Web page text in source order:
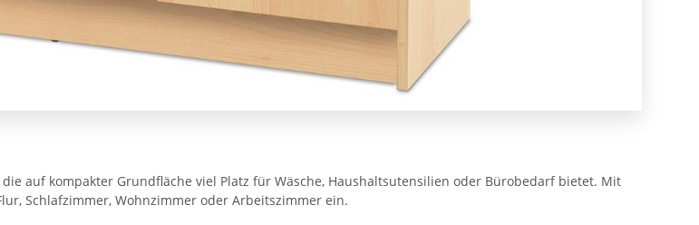
auf kompakter Grundfläche viel Platz für Wäsche, Haushaltsutensilien oder Bürobedarf bietet. Mit
Schlafzimmer, Wohnzimmer oder Arbeitszimmer ein.